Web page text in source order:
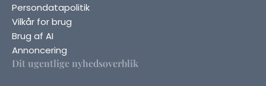
Persondatapolitik
Vilkår for brug
Brug af AI
Annoncering
Dit ugentlige nyhedsoverblik